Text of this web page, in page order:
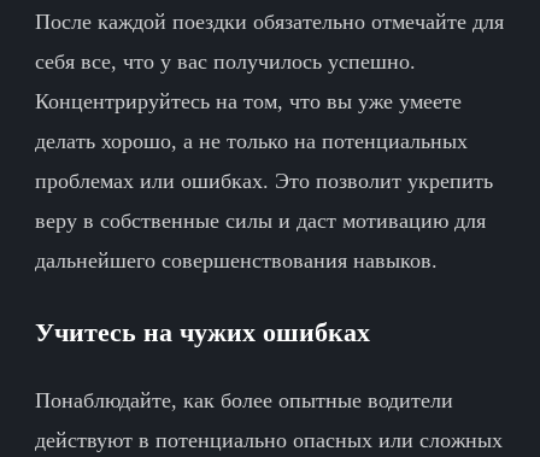
После каждой поездки обязательно отмечайте для
себя все, что у вас получилось успешно.
Концентрируйтесь на том, что вы уже умеете
делать хорошо, а не только на потенциальных
проблемах или ошибках. Это позволит укрепить
веру в собственные силы и даст мотивацию для
дальнейшего совершенствования навыков.
Учитесь на чужих ошибках
Понаблюдайте, как более опытные водители
действуют в потенциально опасных или сложных